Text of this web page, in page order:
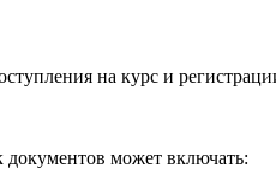
на курс и
документов может включать: